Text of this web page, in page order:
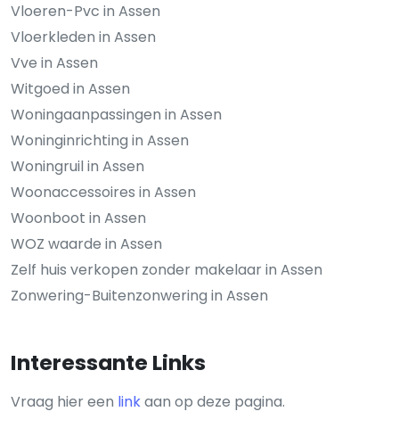
Vloeren-Pvc in Assen
Vloerkleden in Assen
Vve in Assen
Witgoed in Assen
Woningaanpassingen in Assen
Woninginrichting in Assen
Woningruil in Assen
Woonaccessoires in Assen
Woonboot in Assen
WOZ waarde in Assen
Zelf huis verkopen zonder makelaar in Assen
Zonwering-Buitenzonwering in Assen
Interessante Links
Vraag hier een linkaan op deze pagina.